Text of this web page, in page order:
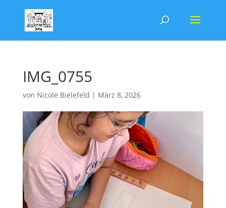
IMG_0755
von Nicole Bielefeld | März 8, 2026